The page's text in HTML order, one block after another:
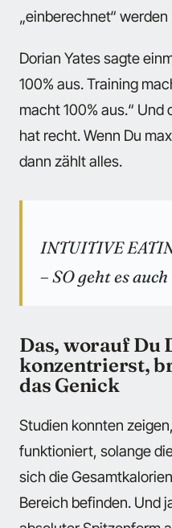
„einberechnet“ werden
Dorian Yates sagte
100% aus. Training
macht 100% aus.“
hat recht. Wenn Du
dann zählt alles.
INTUITIVE
– SO geht es
Das, worauf Du
konzentrierst,
das Genick
Studien konnten
funktioniert, solange
sich die
Bereich befinden. Und